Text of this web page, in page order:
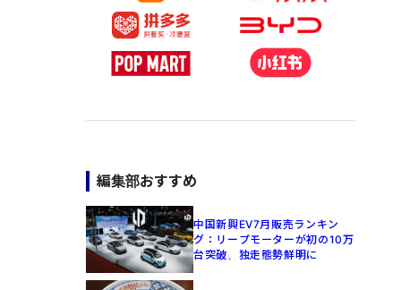
編集部おすすめ
中国新興EV7月販売ランキン
グ：リープモーターが初の10万
台突破、独走態勢鮮明に